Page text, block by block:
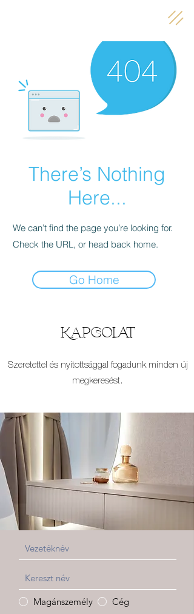
There’s Nothing
Here...
We can’t find the page you’re looking for.
Check the URL, or head back home.
Go Home
Kapcsolat
Szeretettel és nyitottsággal fogadunk minden új
megkeresést.
Magánszemély Cég